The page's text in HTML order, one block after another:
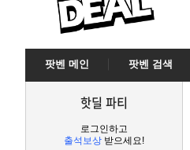
팟벤 메인 팟벤 검색
핫딜 파티
로그인하고
출석보상 받으세요!